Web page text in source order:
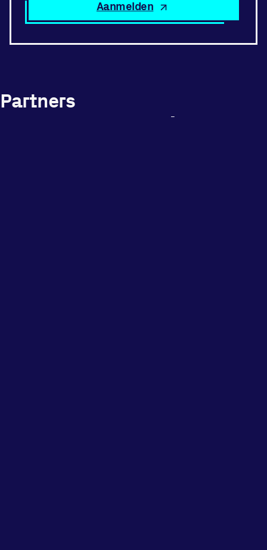
Aanmelden
Partners
waar we mee sporten